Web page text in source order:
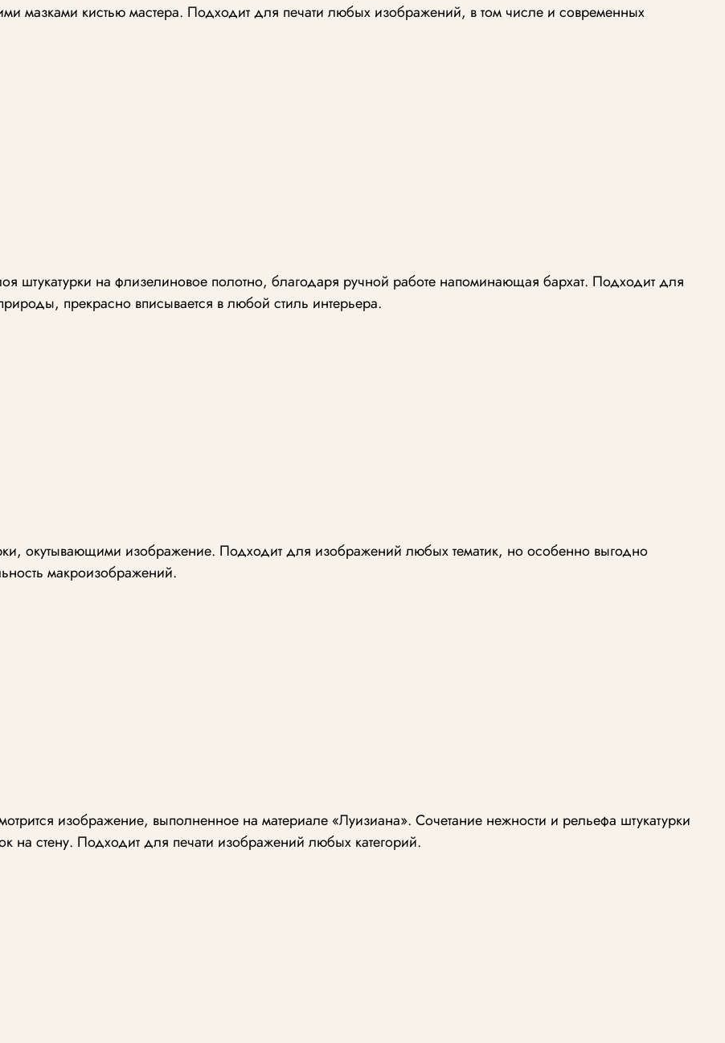
мазками кистью мастера. Подходит для печати любых изображений, в том числе и современных
штукатурки на флизелиновое полотно, благодаря ручной работе напоминающая бархат. Подходит для
прекрасно вписывается в любой стиль интерьера.
окутывающими изображение. Подходит для изображений любых тематик, но особенно выгодно
макроизображений.
изображение, выполненное на материале «Луизиана». Сочетание нежности и рельефа штукатурки
на стену. Подходит для печати изображений любых категорий.